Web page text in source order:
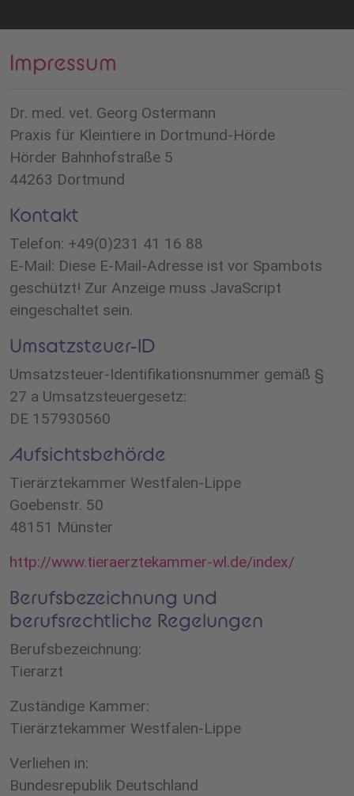
Impressum
Dr. med. vet. Georg Ostermann
Praxis für Kleintiere in Dortmund-Hörde
Hörder Bahnhofstraße 5
44263 Dortmund
Kontakt
Telefon: +49(0)231 41 16 88
E-Mail: Diese E-Mail-Adresse ist vor Spambots
geschützt! Zur Anzeige muss JavaScript
eingeschaltet sein.
Umsatzsteuer-ID
Umsatzsteuer-Identifikationsnummer gemäß §
27 a Umsatzsteuergesetz:
DE 157930560
Aufsichtsbehörde
Tierärztekammer Westfalen-Lippe
Goebenstr. 50
48151 Münster
http://www.tieraerztekammer-wl.de/index/
Berufsbezeichnung und
berufsrechtliche Regelungen
Berufsbezeichnung:
Tierarzt
Zuständige Kammer:
Tierärztekammer Westfalen-Lippe
Verliehen in:
Bundesrepublik Deutschland